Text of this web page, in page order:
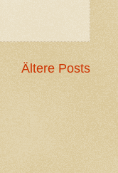
Ältere Posts